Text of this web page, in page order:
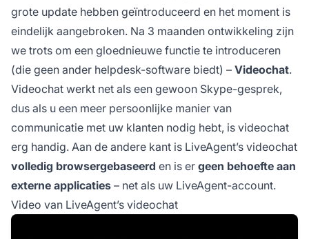
grote update hebben geïntroduceerd en het moment is
eindelijk aangebroken. Na 3 maanden ontwikkeling zijn
we trots om een gloednieuwe functie te introduceren
(die geen ander helpdesk-software biedt) – Videochat.
Videochat werkt net als een gewoon Skype-gesprek,
dus als u een meer persoonlijke manier van
communicatie met uw klanten nodig hebt, is videochat
erg handig. Aan de andere kant is LiveAgent’s videochat
volledig browsergebaseerd en is er geen behoefte aan
externe applicaties – net als uw LiveAgent-account.
Video van LiveAgent’s videochat